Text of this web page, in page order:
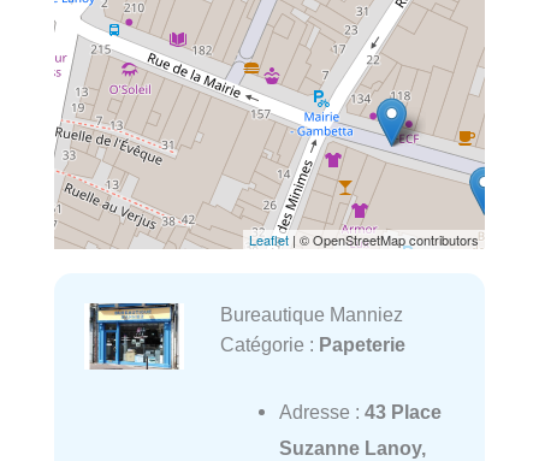
Leaflet | © OpenStreetMap contributors
Bureautique Manniez
Catégorie : Papeterie
Adresse : 43 Place
Suzanne Lanoy,